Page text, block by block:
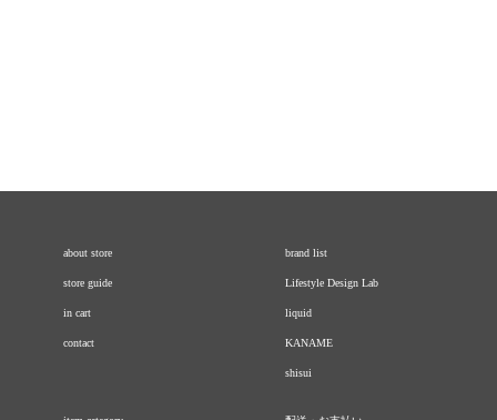
about store
store guide
in cart
contact
brand list
Lifestyle Design Lab
liquid
KANAME
shisui